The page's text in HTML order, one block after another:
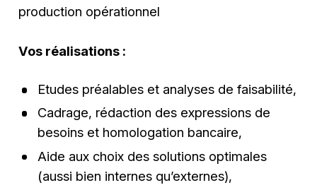
production opérationnel
Vos réalisations :
Etudes préalables et analyses de faisabilité,
Cadrage, rédaction des expressions de
besoins et homologation bancaire,
Aide aux choix des solutions optimales
(aussi bien internes qu’externes),